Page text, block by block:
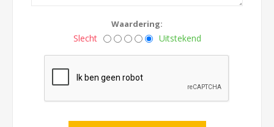
Waardering:
Slecht Uitstekend